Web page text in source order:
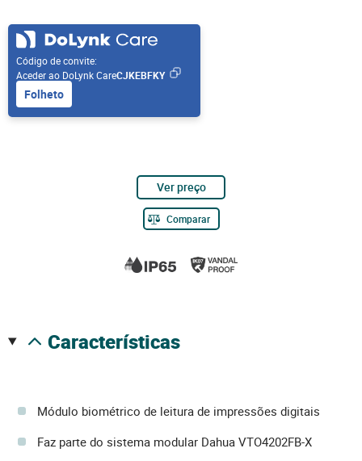
Código de convite:
Aceder ao DoLynk CareCJKEBFKY
Folheto
Ver preço
Comparar
características
Módulo biométrico de leitura de impressões digitais
Faz parte do sistema modular Dahua VTO4202FB-X